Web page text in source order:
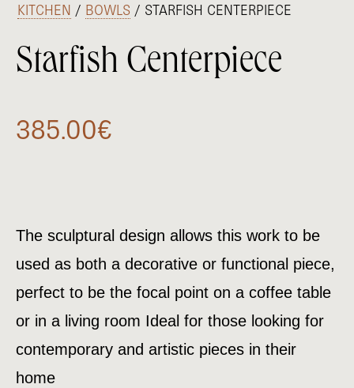
KITCHEN / BOWLS / STARFISH CENTERPIECE
Starfish Centerpiece
385.00€
The sculptural design allows this work to be
used as both a decorative or functional piece,
perfect to be the focal point on a coffee table
or in a living room Ideal for those looking for
contemporary and artistic pieces in their
home